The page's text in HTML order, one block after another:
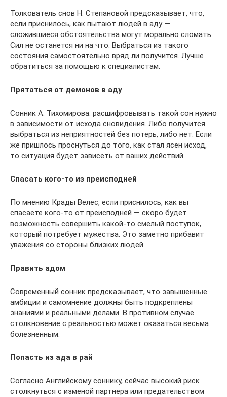
Толкователь снов Н. Степановой предсказывает, что,
если приснилось, как пытают людей в аду —
сложившиеся обстоятельства могут морально сломать.
Сил не останется ни на что. Выбраться из такого
состояния самостоятельно вряд ли получится. Лучше
обратиться за помощью к специалистам.
Прятаться от демонов в аду
Сонник А. Тихомирова: расшифровывать такой сон нужно
в зависимости от исхода сновидения. Либо получится
выбраться из неприятностей без потерь, либо нет. Если
же пришлось проснуться до того, как стал ясен исход,
то ситуация будет зависеть от ваших действий.
Спасать кого-то из преисподней
По мнению Крады Велес, если приснилось, как вы
спасаете кого-то от преисподней — скоро будет
возможность совершить какой-то смелый поступок,
который потребует мужества. Это заметно прибавит
уважения со стороны близких людей.
Править адом
Современный сонник предсказывает, что завышенные
амбиции и самомнение должны быть подкреплены
знаниями и реальными делами. В противном случае
столкновение с реальностью может оказаться весьма
болезненным.
Попасть из ада в рай
Согласно Английскому соннику, сейчас высокий риск
столкнуться с изменой партнера или предательством